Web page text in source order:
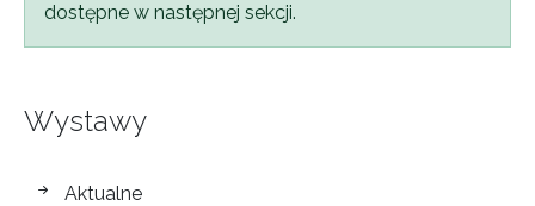
dostępne w następnej sekcji.
Wystawy
wystawy
Aktualne